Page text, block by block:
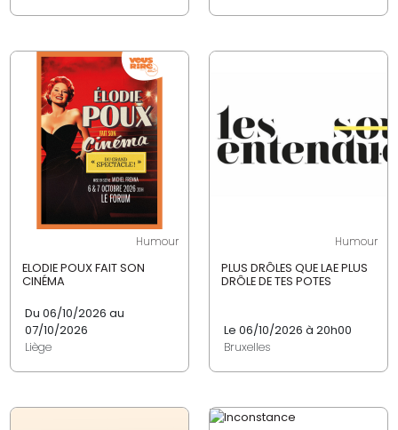
Humour
ELODIE POUX FAIT SON
CINÉMA
Du 06/10/2026 au
07/10/2026
Liège
Humour
PLUS DRÔLES QUE LAE PLUS
DRÔLE DE TES POTES
Le 06/10/2026 à 20h00
Bruxelles